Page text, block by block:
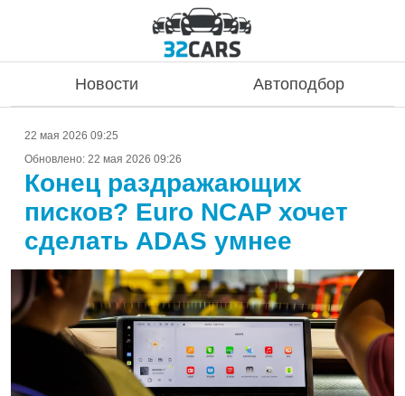
Новости Автоподбор
22 мая 2026 09:25
Обновлено: 22 мая 2026 09:26
Конец раздражающих
писков? Euro NCAP хочет
сделать ADAS умнее